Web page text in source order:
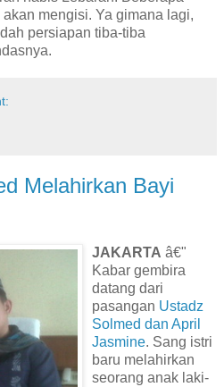
mengisi. Ya gimana lagi,
persiapan tiba-tiba
Melahirkan Bayi
JAKARTA â€"
Kabar gembira
datang dari
pasangan Ustadz
Solmed dan April
Jasmine. Sang istri
baru melahirkan
seorang anak laki-